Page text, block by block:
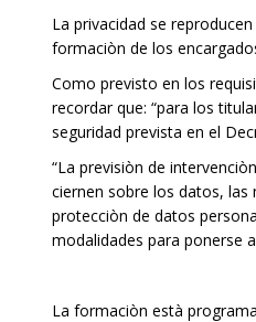
La privacidad se
formaciòn de los
Como previsto en los
recordar que: “para los
seguridad prevista en el
“La previsiòn de
ciernen sobre los datos, las
protecciòn de datos
modalidades para ponerse
La formaciòn està